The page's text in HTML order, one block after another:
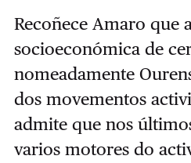
Recoñece Amaro que
socioeconómica de
nomeadamente
dos movementos
admite que nos
varios motores do